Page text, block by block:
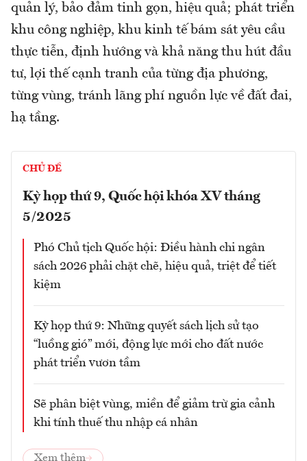
quản lý, bảo đảm tinh gọn, hiệu quả; phát triển
khu công nghiệp, khu kinh tế bám sát yêu cầu
thực tiễn, định hướng và khả năng thu hút đầu
tư, lợi thế cạnh tranh của từng địa phương,
từng vùng, tránh lãng phí nguồn lực về đất đai,
hạ tầng.
CHỦ ĐỀ
Kỳ họp thứ 9, Quốc hội khóa XV tháng
5/2025
Phó Chủ tịch Quốc hội: Điều hành chi ngân
sách 2026 phải chặt chẽ, hiệu quả, triệt để tiết
kiệm
Kỳ họp thứ 9: Những quyết sách lịch sử tạo
“luồng gió” mới, động lực mới cho đất nước
phát triển vươn tầm
Sẽ phân biệt vùng, miền để giảm trừ gia cảnh
khi tính thuế thu nhập cá nhân
Xem thêm